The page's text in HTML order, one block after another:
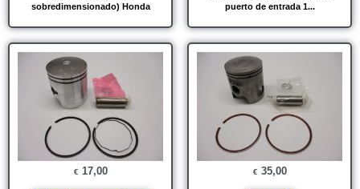
sobredimensionado) Honda
puerto de entrada 1...
€ 17,00 € 35,00